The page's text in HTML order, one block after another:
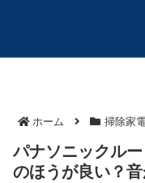
ホーム 掃除家
パナソニックル
のほうが良い？